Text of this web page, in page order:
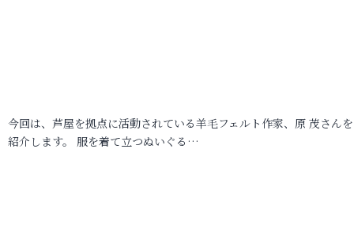
今回は、芦屋を拠点に活動されている羊毛フェルト作家、原 茂さん
紹介します。 服を着て立つぬいぐる…